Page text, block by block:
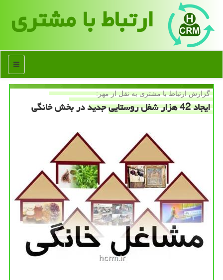
ارتباط با مشتری
منو
گزارش ارتباط با مشتری به نقل از مهر:
ایجاد 42 هزار شغل روستایی جدید در بخش خانگی